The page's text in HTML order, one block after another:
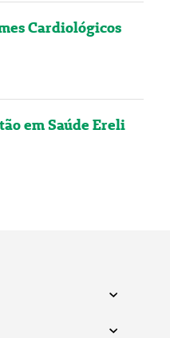
Cardiológicos
em Saúde Ereli